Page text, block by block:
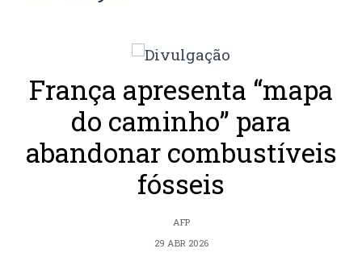
França apresenta “mapa
do caminho” para
abandonar combustíveis
fósseis
AFP
29 ABR 2026